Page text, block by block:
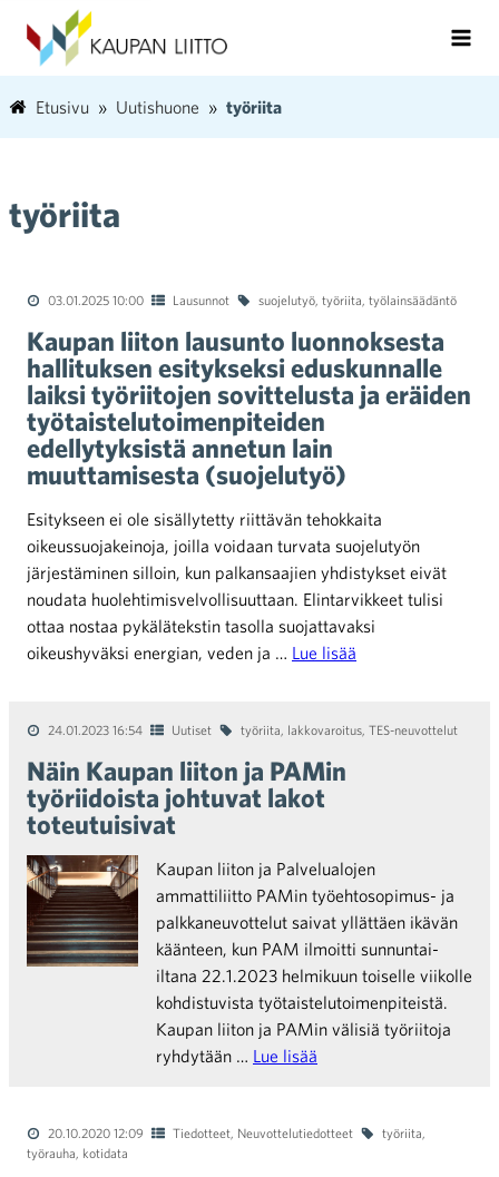
Etusivu Uutishuone työriita
työriita
03.01.2025 10:00 Lausunnot suojelutyö, työriita, työlainsäädäntö
Kaupan liiton lausunto luonnoksesta
hallituksen esitykseksi eduskunnalle
laiksi työriitojen sovittelusta ja eräiden
työtaistelutoimenpiteiden
edellytyksistä annetun lain
muuttamisesta (suojelutyö)
Esitykseen ei ole sisällytetty riittävän tehokkaita
oikeussuojakeinoja, joilla voidaan turvata suojelutyön
järjestäminen silloin, kun palkansaajien yhdistykset eivät
noudata huolehtimisvelvollisuuttaan. Elintarvikkeet tulisi
ottaa nostaa pykälätekstin tasolla suojattavaksi
oikeushyväksi energian, veden ja … Lue lisää
24.01.2023 16:54 Uutiset työriita, lakkovaroitus, TES-neuvottelut
Näin Kaupan liiton ja PAMin
työriidoista johtuvat lakot
toteutuisivat
Kaupan liiton ja Palvelualojen
ammattiliitto PAMin työehtosopimus- ja
palkkaneuvottelut saivat yllättäen ikävän
käänteen, kun PAM ilmoitti sunnuntai-
iltana 22.1.2023 helmikuun toiselle viikolle
kohdistuvista työtaistelutoimenpiteistä.
Kaupan liiton ja PAMin välisiä työriitoja
ryhdytään … Lue lisää
20.10.2020 12:09 Tiedotteet, Neuvottelutiedotteet työriita,
työrauha, kotidata